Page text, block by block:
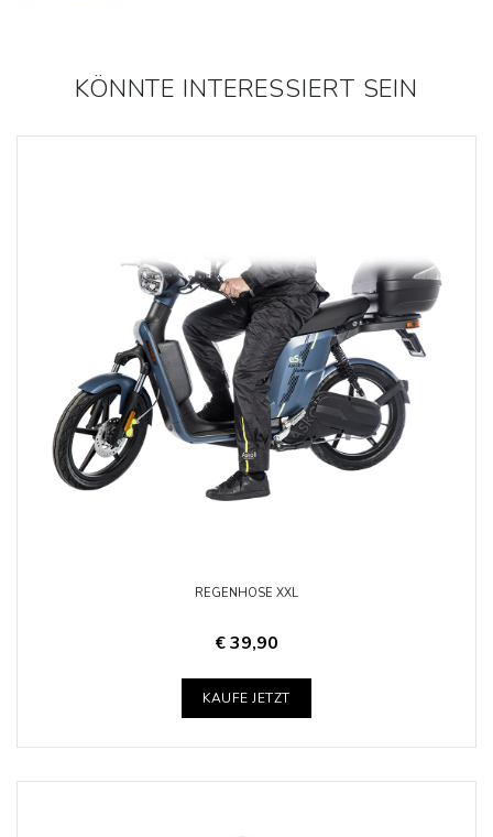
KÖNNTE INTERESSIERT SEIN
REGENHOSE XXL
€ 39,90
KAUFE JETZT